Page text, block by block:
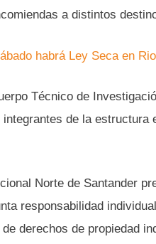
a distintos
habrá Ley Seca en
Técnico de
de la estructura
Norte de Santander
responsabilidad
derechos de propiedad